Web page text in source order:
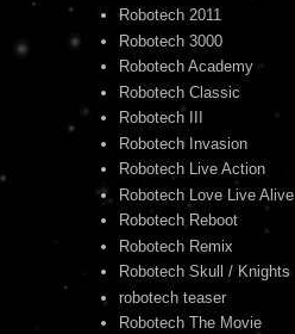
Robotech 2011
Robotech 3000
Robotech Academy
Robotech Classic
Robotech III
Robotech Invasion
Robotech Live Action
Robotech Love Live Alive
Robotech Reboot
Robotech Remix
Robotech Skull / Knights
robotech teaser
Robotech The Movie